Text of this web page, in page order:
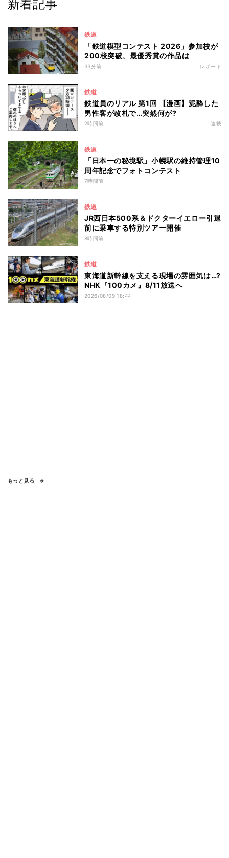
新着記事
鉄道
「鉄道模型コンテスト 2026」参加校が
200校突破、最優秀賞の作品は
33分前 レポート
鉄道
鉄道員のリアル 第1回 【漫画】泥酔した
男性客が改札で…突然何が?
2時間前 連載
鉄道
「日本一の秘境駅」小幌駅の維持管理10
周年記念でフォトコンテスト
7時間前
鉄道
JR西日本500系＆ドクターイエロー引退
前に乗車する特別ツアー開催
8時間前
鉄道
東海道新幹線を支える現場の雰囲気は…?
NHK『100カメ』8/11放送へ
2026/08/09 18:44
もっと見る